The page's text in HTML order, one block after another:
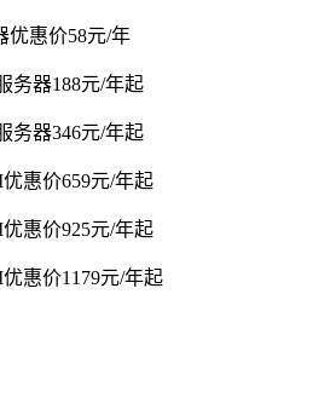
优惠价58元/年
务器188元/年起
务器346元/年起
惠价659元/年起
惠价925元/年起
惠价1179元/年起